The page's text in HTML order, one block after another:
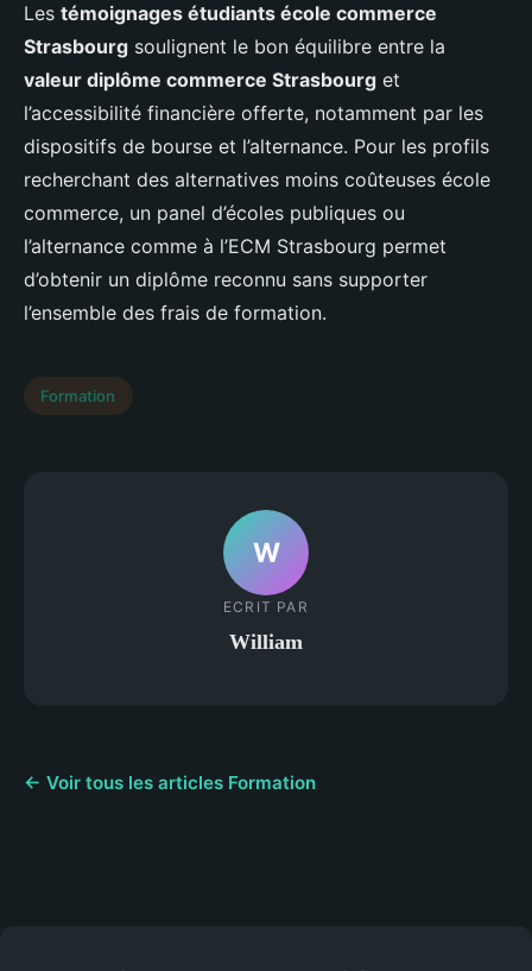
Les témoignages étudiants école commerce
Strasbourg soulignent le bon équilibre entre la
valeur diplôme commerce Strasbourg et
l’accessibilité financière offerte, notamment par les
dispositifs de bourse et l’alternance. Pour les profils
recherchant des alternatives moins coûteuses école
commerce, un panel d’écoles publiques ou
l’alternance comme à l’ECM Strasbourg permet
d’obtenir un diplôme reconnu sans supporter
l’ensemble des frais de formation.
Formation
W
ECRIT PAR
William
← Voir tous les articles Formation